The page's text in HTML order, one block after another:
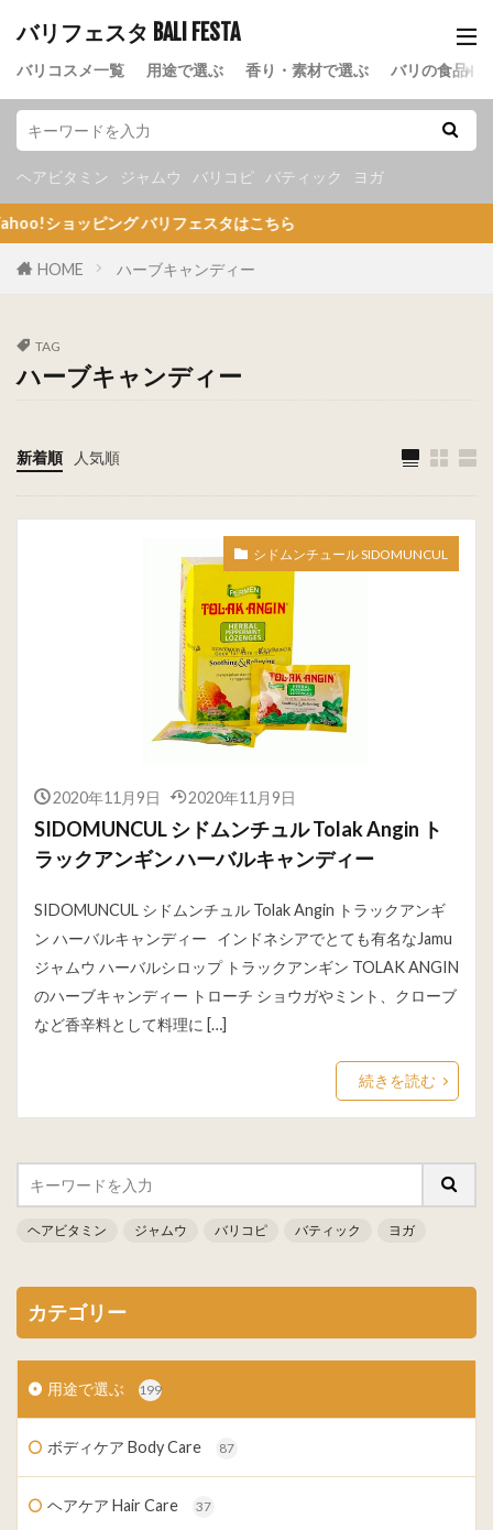
バリフェスタ BALI FESTA
バリコスメ一覧 用途で選ぶ 香り・素材で選ぶ バリの食品
ヘアビタミン ジャムウ バリコピ バティック ヨガ
ピング バリフェスタはこちら
HOME ハーブキャンディー
TAG
ハーブキャンディー
新着順 人気順
シドムンチュール SIDOMUNCUL
2020年11月9日 2020年11月9日
SIDOMUNCUL シドムンチュル Tolak Angin ト
ラックアンギン ハーバルキャンディー
SIDOMUNCUL シドムンチュル Tolak Angin トラックアンギ
ン ハーバルキャンディー インドネシアでとても有名なJamu
ジャムウ ハーバルシロップ トラックアンギン TOLAK ANGIN
のハーブキャンディー トローチ ショウガやミント、クローブ
など香辛料として料理に […]
続きを読む
ヘアビタミン ジャムウ バリコピ バティック ヨガ
カテゴリー
用途で選ぶ 199
ボディケア Body Care 87
ヘアケア Hair Care 37